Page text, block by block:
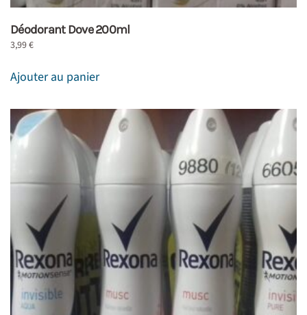
Déodorant Dove 200ml
3,99€
Ajouter au panier